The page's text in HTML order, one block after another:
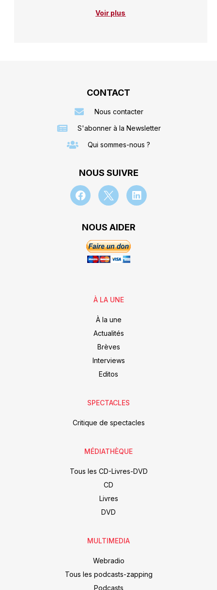
Voir plus
CONTACT
Nous contacter
S'abonner à la Newsletter
Qui sommes-nous ?
NOUS SUIVRE
NOUS AIDER
À LA UNE
À la une
Actualités
Brèves
Interviews
Editos
SPECTACLES
Critique de spectacles
MÉDIATHÈQUE
Tous les CD-Livres-DVD
CD
Livres
DVD
MULTIMEDIA
Webradio
Tous les podcasts-zapping
Podcasts